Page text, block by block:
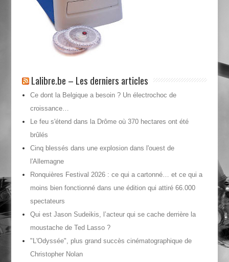
Lalibre.be – Les derniers articles
Ce dont la Belgique a besoin ? Un électrochoc de
croissance…
Le feu s'étend dans la Drôme où 370 hectares ont été
brûlés
Cinq blessés dans une explosion dans l'ouest de
l'Allemagne
Ronquières Festival 2026 : ce qui a cartonné… et ce qui a
moins bien fonctionné dans une édition qui attiré 66.000
spectateurs
Qui est Jason Sudeikis, l’acteur qui se cache derrière la
moustache de Ted Lasso ?
"L'Odyssée", plus grand succès cinématographique de
Christopher Nolan